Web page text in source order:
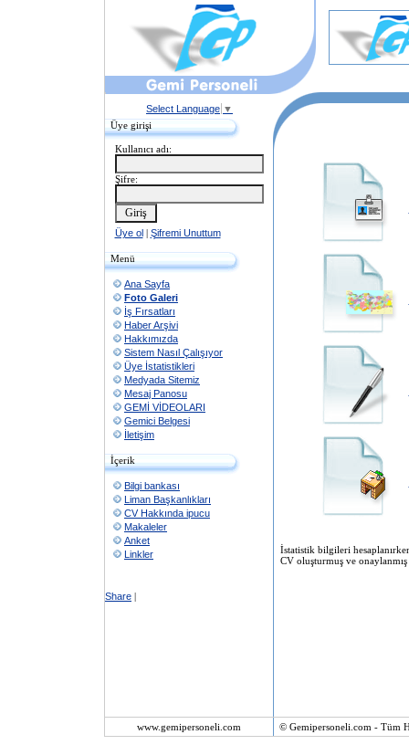
Select Language ▼
Üye girişi
Kullanıcı adı:
Şifre:
Üye ol| Şifremi Unuttum
Menü
Ana Sayfa
Foto Galeri
İş Fırsatları
Haber Arşivi
Hakkımızda
Sistem Nasıl Çalışıyor
Üye İstatistikleri
Medyada Sitemiz
Mesaj Panosu
GEMİ VİDEOLARI
Gemici Belgesi
İletişim
İçerik
Bilgi bankası
Liman Başkanlıkları
CV Hakkında ipucu
Makaleler
Anket
Linkler
Share |
İstatistik bilgileri
CV oluşturmuş ve onaylanmış
www.gemipersoneli.com © Gemipersoneli.com - Tüm